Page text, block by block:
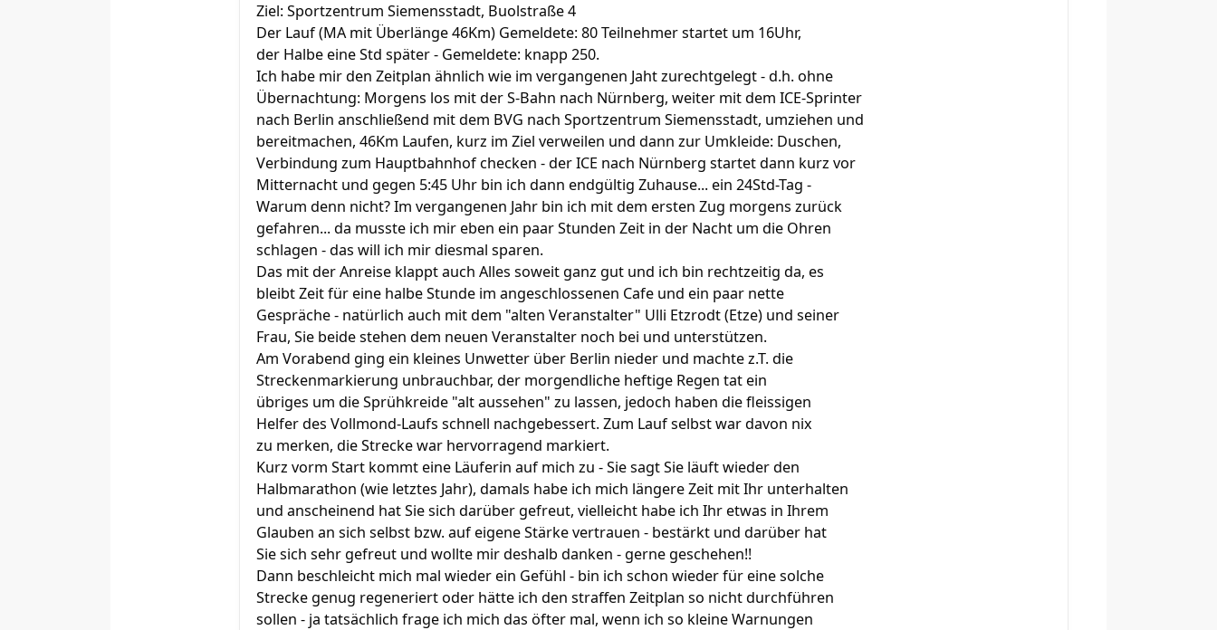
Ziel: Sportzentrum Siemensstadt, Buolstraße 4
Der Lauf (MA mit Überlänge 46Km) Gemeldete: 80 Teilnehmer startet um 16Uhr,
der Halbe eine Std später - Gemeldete: knapp 250.
Ich habe mir den Zeitplan ähnlich wie im vergangenen Jaht zurechtgelegt - d.h. ohne
Übernachtung: Morgens los mit der S-Bahn nach Nürnberg, weiter mit dem ICE-Sprinter
nach Berlin anschließend mit dem BVG nach Sportzentrum Siemensstadt, umziehen und
bereitmachen, 46Km Laufen, kurz im Ziel verweilen und dann zur Umkleide: Duschen,
Verbindung zum Hauptbahnhof checken - der ICE nach Nürnberg startet dann kurz vor
Mitternacht und gegen 5:45 Uhr bin ich dann endgültig Zuhause... ein 24Std-Tag -
Warum denn nicht? Im vergangenen Jahr bin ich mit dem ersten Zug morgens zurück
gefahren... da musste ich mir eben ein paar Stunden Zeit in der Nacht um die Ohren
schlagen - das will ich mir diesmal sparen.
Das mit der Anreise klappt auch Alles soweit ganz gut und ich bin rechtzeitig da, es
bleibt Zeit für eine halbe Stunde im angeschlossenen Cafe und ein paar nette
Gespräche - natürlich auch mit dem "alten Veranstalter" Ulli Etzrodt (Etze) und seiner
Frau, Sie beide stehen dem neuen Veranstalter noch bei und unterstützen.
Am Vorabend ging ein kleines Unwetter über Berlin nieder und machte z.T. die
Streckenmarkierung unbrauchbar, der morgendliche heftige Regen tat ein
übriges um die Sprühkreide "alt aussehen" zu lassen, jedoch haben die fleissigen
Helfer des Vollmond-Laufs schnell nachgebessert. Zum Lauf selbst war davon nix
zu merken, die Strecke war hervorragend markiert.
Kurz vorm Start kommt eine Läuferin auf mich zu - Sie sagt Sie läuft wieder den
Halbmarathon (wie letztes Jahr), damals habe ich mich längere Zeit mit Ihr unterhalten
und anscheinend hat Sie sich darüber gefreut, vielleicht habe ich Ihr etwas in Ihrem
Glauben an sich selbst bzw. auf eigene Stärke vertrauen - bestärkt und darüber hat
Sie sich sehr gefreut und wollte mir deshalb danken - gerne geschehen!!
Dann beschleicht mich mal wieder ein Gefühl - bin ich schon wieder für eine solche
Strecke genug regeneriert oder hätte ich den straffen Zeitplan so nicht durchführen
sollen - ja tatsächlich frage ich mich das öfter mal, wenn ich so kleine Warnungen